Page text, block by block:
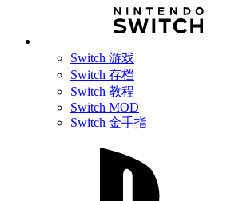
Switch 游戏
Switch 存档
Switch 教程
Switch MOD
Switch 金手指